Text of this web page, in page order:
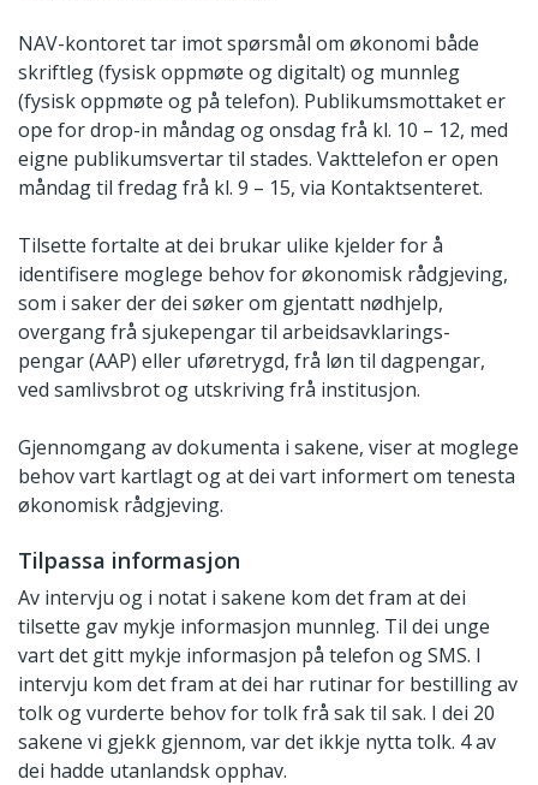
NAV-kontoret tar imot spørsmål om økonomi både
skriftleg (fysisk oppmøte og digitalt) og munnleg
(fysisk oppmøte og på telefon). Publikumsmottaket er
ope for drop-in måndag og onsdag frå kl. 10 – 12, med
eigne publikumsvertar til stades. Vakttelefon er open
måndag til fredag frå kl. 9 – 15, via Kontaktsenteret.
Tilsette fortalte at dei brukar ulike kjelder for å
identifisere moglege behov for økonomisk rådgjeving,
som i saker der dei søker om gjentatt nødhjelp,
overgang frå sjukepengar til arbeidsavklarings-
pengar (AAP) eller uføretrygd, frå løn til dagpengar,
ved samlivsbrot og utskriving frå institusjon.
Gjennomgang av dokumenta i sakene, viser at moglege
behov vart kartlagt og at dei vart informert om tenesta
økonomisk rådgjeving.
Tilpassa informasjon
Av intervju og i notat i sakene kom det fram at dei
tilsette gav mykje informasjon munnleg. Til dei unge
vart det gitt mykje informasjon på telefon og SMS. I
intervju kom det fram at dei har rutinar for bestilling av
tolk og vurderte behov for tolk frå sak til sak. I dei 20
sakene vi gjekk gjennom, var det ikkje nytta tolk. 4 av
dei hadde utanlandsk opphav.